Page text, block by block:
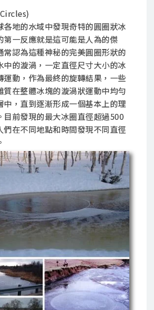
各地的水域中發現奇特的圓圈狀冰
第一反應就是這可能是人為的傑
常認為這種神秘的完美圓圈形狀的
中的漩渦，一定直徑尺寸大小的冰
運動，作為最終的旋轉結果，一些
質在整體冰塊的漩渦狀運動中均勻
中，直到逐漸形成一個基本上的理
目前發現的最大冰圈直徑超過500
們在不同地點和時間發現不同直徑